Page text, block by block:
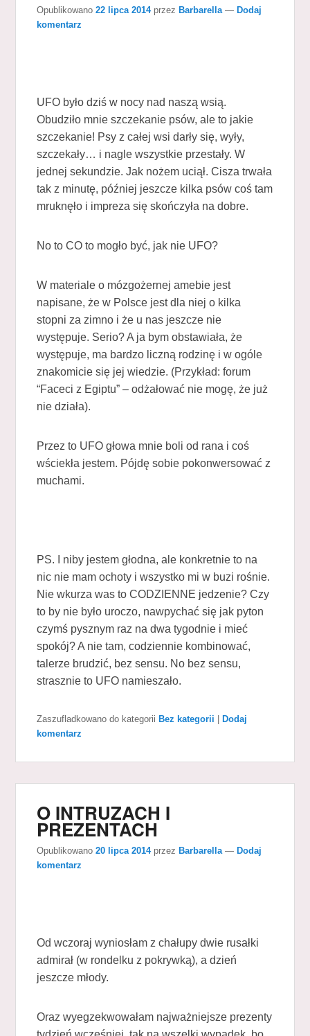
Opublikowano22 lipca 2014 przez Barbarella — Dodaj
komentarz
UFO było dziś w nocy nad naszą wsią.
Obudziło mnie szczekanie psów, ale to jakie
szczekanie! Psy z całej wsi darły się, wyły,
szczekały… i nagle wszystkie przestały. W
jednej sekundzie. Jak nożem uciął. Cisza trwała
tak z minutę, później jeszcze kilka psów coś tam
mruknęło i impreza się skończyła na dobre.
No to CO to mogło być, jak nie UFO?
W materiale o mózgożernej amebie jest
napisane, że w Polsce jest dla niej o kilka
stopni za zimno i że u nas jeszcze nie
występuje. Serio? A ja bym obstawiała, że
występuje, ma bardzo liczną rodzinę i w ogóle
znakomicie się jej wiedzie. (Przykład: forum
“Faceci z Egiptu” – odżałować nie mogę, że już
nie działa).
Przez to UFO głowa mnie boli od rana i coś
wściekła jestem. Pójdę sobie pokonwersować z
muchami.
PS. I niby jestem głodna, ale konkretnie to na
nic nie mam ochoty i wszystko mi w buzi rośnie.
Nie wkurza was to CODZIENNE jedzenie? Czy
to by nie było uroczo, nawpychać się jak pyton
czymś pysznym raz na dwa tygodnie i mieć
spokój? A nie tam, codziennie kombinować,
talerze brudzić, bez sensu. No bez sensu,
strasznie to UFO namieszało.
Zaszufladkowano do kategorii Bez kategorii
Dodaj
komentarz
O INTRUZACH I
PREZENTACH
Opublikowano20 lipca 2014 przez Barbarella — Dodaj
komentarz
Od wczoraj wyniosłam z chałupy dwie rusałki
admirał (w rondelku z pokrywką), a dzień
jeszcze młody.
Oraz wyegzekwowałam najważniejsze prezenty